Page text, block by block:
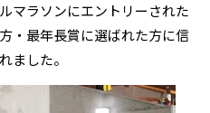
マラソンにエントリーされた
・最年長賞に選ばれた方に信
ました。